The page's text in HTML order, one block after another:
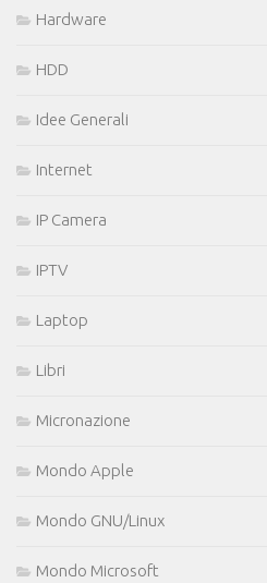
Hardware
HDD
Idee Generali
Internet
IP Camera
IPTV
Laptop
Libri
Micronazione
Mondo Apple
Mondo GNU/Linux
Mondo Microsoft